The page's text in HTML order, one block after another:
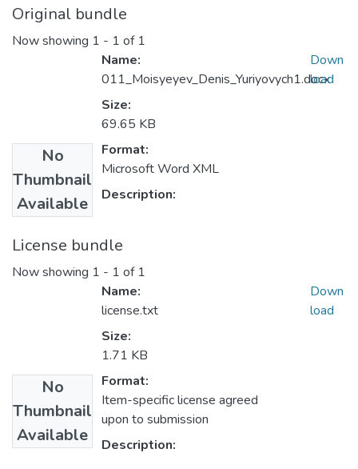
Original bundle
Now showing 1 - 1 of 1
No
Thumbnail
Available
Name:
011_Moisyeyev_Denis_Yuriyovych1.docx
Size:
69.65 KB
Format:
Microsoft Word XML
Description:
Down
load
License bundle
Now showing 1 - 1 of 1
No
Thumbnail
Available
Name:
license.txt
Size:
1.71 KB
Format:
Item-specific license agreed
upon to submission
Description:
Down
load